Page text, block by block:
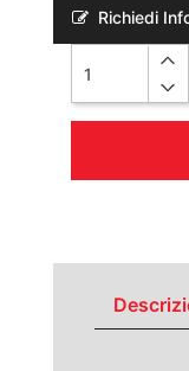
Richiedi